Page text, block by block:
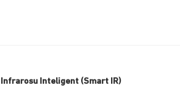
Infrarosu Inteligent (Smart IR)